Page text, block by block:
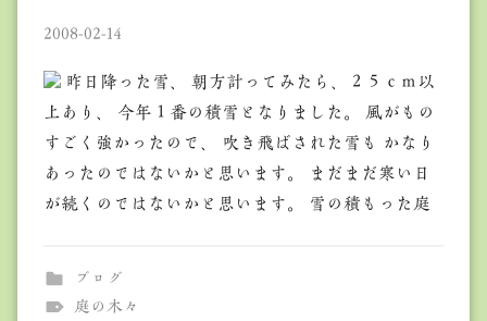
2008-02-14
昨日降った雪、 朝方計ってみたら、２５ｃｍ以
上あり、 今年１番の積雪となりました。 風がもの
すごく強かったので、 吹き飛ばされた雪も かなり
あったのではないかと思います。 まだまだ寒い日
が続くのではないかと思います。 雪の積もった庭
ブログ
庭の木々